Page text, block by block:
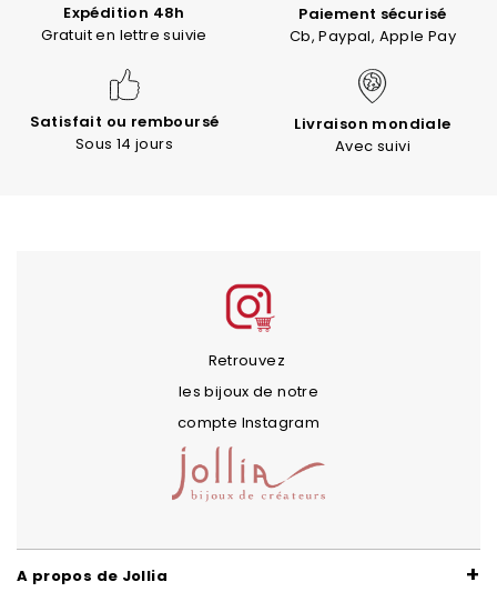
Expédition 48h
Gratuit en lettre suivie
Paiement sécurisé
Cb, Paypal, Apple Pay
Satisfait ou remboursé
Sous 14 jours
Livraison mondiale
Avec suivi
Retrouvez
les bijoux de notre
compte Instagram
A propos de Jollia